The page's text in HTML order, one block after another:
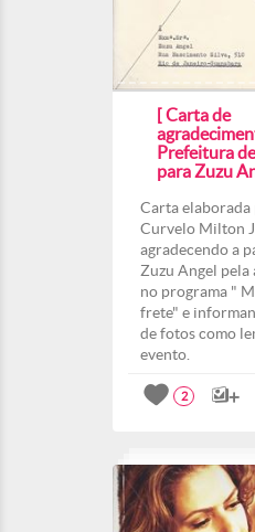
[ Carta de
Prefeitura
para Zuzu
Carta
Curvelo Milton
agradecendo a
Zuzu Angel pela
no programa "
frete" e
de fotos como
evento.
2